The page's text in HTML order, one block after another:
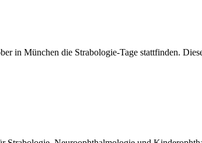
in München die Strabologie-Tage stattfinden.